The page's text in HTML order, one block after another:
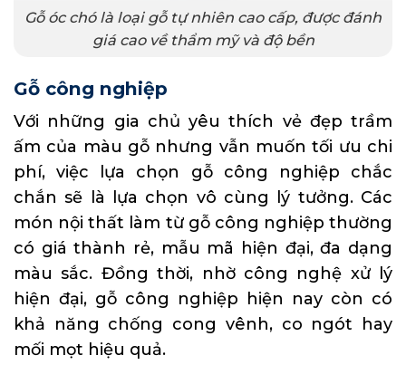
Gỗ óc chó là loại gỗ tự nhiên cao cấp, được đánh
giá cao về thẩm mỹ và độ bền
Gỗ công nghiệp
Với những gia chủ yêu thích vẻ đẹp trầm
ấm của màu gỗ nhưng vẫn muốn tối ưu chi
phí, việc lựa chọn gỗ công nghiệp chắc
chắn sẽ là lựa chọn vô cùng lý tưởng. Các
món nội thất làm từ gỗ công nghiệp thường
có giá thành rẻ, mẫu mã hiện đại, đa dạng
màu sắc. Đồng thời, nhờ công nghệ xử lý
hiện đại, gỗ công nghiệp hiện nay còn có
khả năng chống cong vênh, co ngót hay
mối mọt hiệu quả.